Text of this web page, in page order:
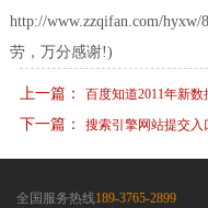
http://www.zzqifan.com/
劳，万分感谢!)
上一篇： 百度知道2011年新数
下一篇： 搜索引擎网站提交入
全国服务热线189-3765-2899